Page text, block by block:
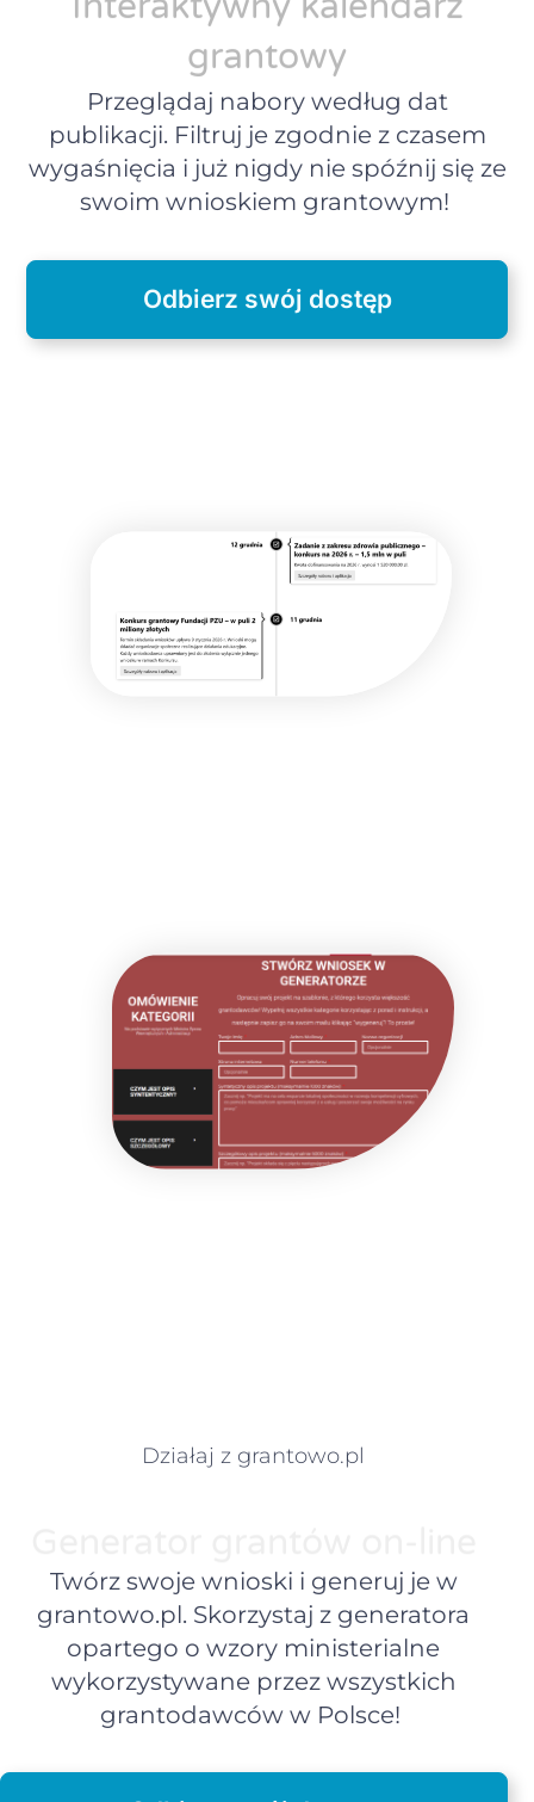
grantowy
Przeglądaj nabory według dat
publikacji. Filtruj je zgodnie z czasem
wygaśnięcia i już nigdy nie spóźnij się ze
swoim wnioskiem grantowym!
Odbierz swój dostęp
Działaj z grantowo.pl
Twórz swoje wnioski i generuj je w
grantowo.pl. Skorzystaj z generatora
opartego o wzory ministerialne
wykorzystywane przez wszystkich
grantodawców w Polsce!